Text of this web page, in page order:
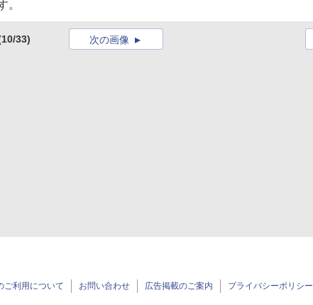
。
33) 次の画像
ご利用について お問い合わせ 広告掲載のご案内 プライバシーポリシー